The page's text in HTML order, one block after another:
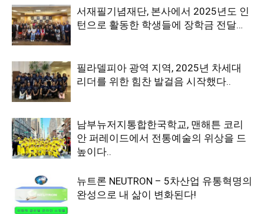
서재필기념재단, 본사에서 2025년도 인
턴으로 활동한 학생들에 장학금 전달…
필라델피아 광역 지역, 2025년 차세대
리더를 위한 힘찬 발걸음 시작했다..
남부뉴저지통합한국학교, 맨해튼 코리
안 퍼레이드에서 전통예술의 위상을 드
높이다..
뉴트론 NEUTRON – 5차산업 유통혁명의
완성으로 내 삶이 변화된다!